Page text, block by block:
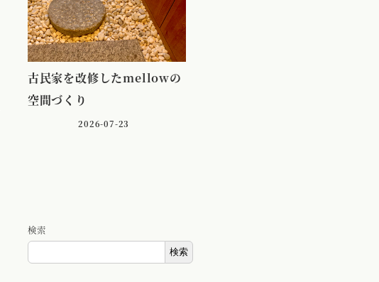
古民家を改修したmellowの
空間づくり
2026-07-23
検索
検索